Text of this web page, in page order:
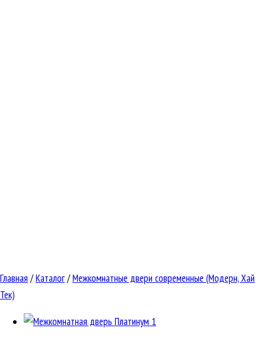
Главная /Каталог/Межкомнатные двери современные (Модерн, Хай
Тек)